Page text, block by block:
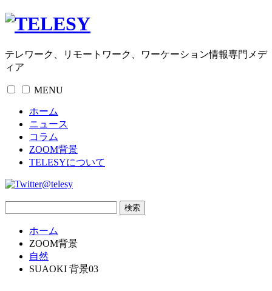
テレワーク、リモートワーク、ワーケーション情報専門メデ
ィア
MENU
ホーム
ニュース
コラム
ZOOM背景
TELESYについて
@telesy
ホーム
ZOOM背景
自然
SUAOKI 背景03